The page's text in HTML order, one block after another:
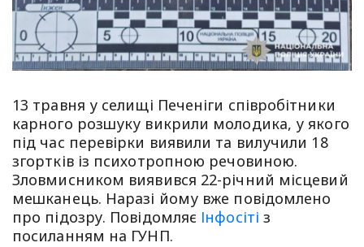
13 травня у селищі Печеніги співробітники
карного розшуку викрили молодика, у якого
під час перевірки виявили та вилучили 18
згортків із психотропною речовиною.
Зловмисником виявився 22-річний місцевий
мешканець. Наразі йому вже повідомлено
про підозру. Повідомляє Інфосіті з
посиланням на ГУНП.